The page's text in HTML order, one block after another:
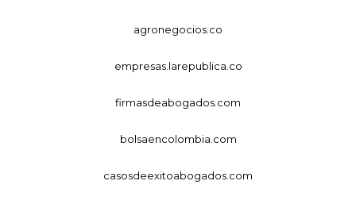
agronegocios.co
empresas.larepublica.co
firmasdeabogados.com
bolsaencolombia.com
casosdeexitoabogados.com